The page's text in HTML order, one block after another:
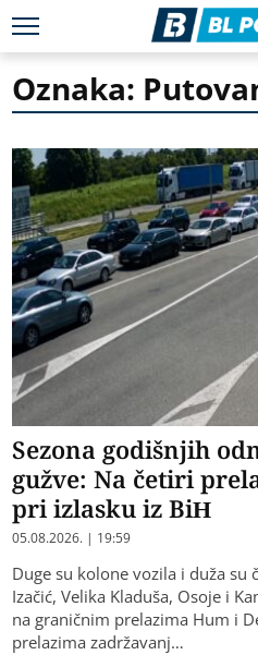
Oznaka:
Sezona godišnjih
gužve: Na četiri
pri izlasku iz BiH
05.08.2026. | 19:59
Duge su kolone vozila i duža su
Izačić, Velika Kladuša, Osoje i
na graničnim prelazima Hum i
prelazima zadržavanj…